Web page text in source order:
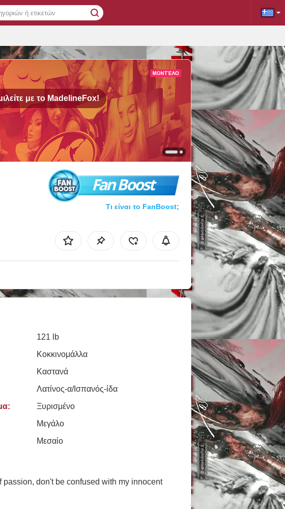
με το MadelineFox!
Fan Boost
Τι είναι το FanBoost;
121 lb
Κοκκινομάλλα
Καστανά
Λατίνος-α/Ισπανός-ίδα
Ξυρισμένο
Μεγάλο
Μεσαίο
don't be confused with my innocent